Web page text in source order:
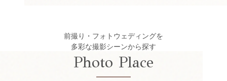
前撮り・フォトウェディングを
多彩な撮影シーンから探す
Photo Place